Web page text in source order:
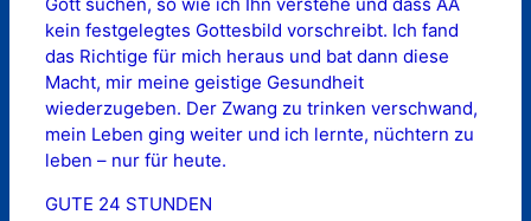
kein festgelegtes Gottesbild vorschreibt. Ich fand
das Richtige für mich heraus und bat dann diese
Macht, mir meine geistige Gesundheit
wiederzugeben. Der Zwang zu trinken verschwand,
mein Leben ging weiter und ich lernte, nüchtern zu
leben – nur für heute.
GUTE 24 STUNDEN